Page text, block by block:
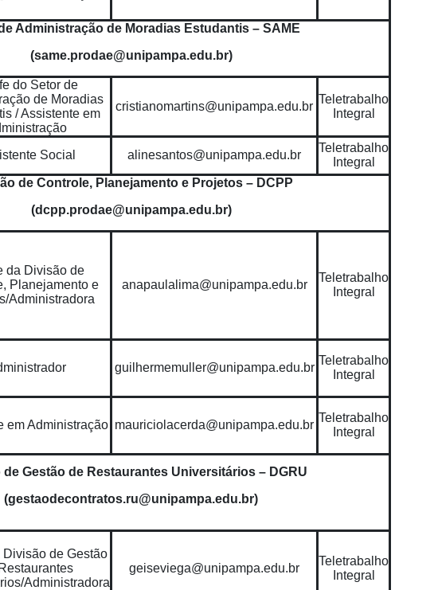
Administração de Moradias Estudantis – SAME
(same.prodae@unipampa.edu.br)
do Setor de
de Moradias
/ Assistente em
cristianomartins@unipampa.edu.br
Teletrabalho
Integral
Social alinesantos@unipampa.edu.br
Teletrabalho
Integral
de Controle, Planejamento e Projetos – DCPP
(dcpp.prodae@unipampa.edu.br)
da Divisão de
Planejamento e
Administradora
anapaulalima@unipampa.edu.br
Teletrabalho
Integral
guilhermemuller@unipampa.edu.br
Teletrabalho
Integral
em Administração mauriciolacerda@unipampa.edu.br
Teletrabalho
Integral
de Gestão de Restaurantes Universitários – DGRU
(gestaodecontratos.ru@unipampa.edu.br)
Divisão de Gestão
Administradora
geiseviega@unipampa.edu.br
Teletrabalho
Integral